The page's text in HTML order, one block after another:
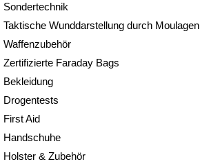
Sondertechnik
Taktische Wunddarstellung durch Moulagen
Waffenzubehör
Zertifizierte Faraday Bags
Bekleidung
Drogentests
First Aid
Handschuhe
Holster & Zubehör